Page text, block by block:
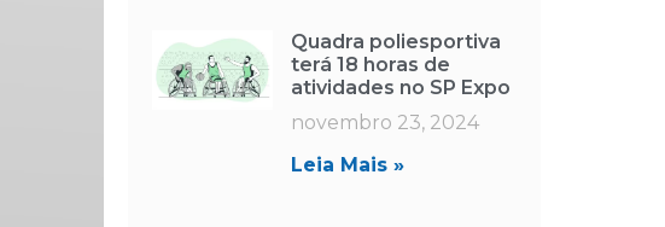
Quadra poliesportiva
terá 18 horas de
atividades no SP Expo
novembro 23, 2024
Leia Mais »